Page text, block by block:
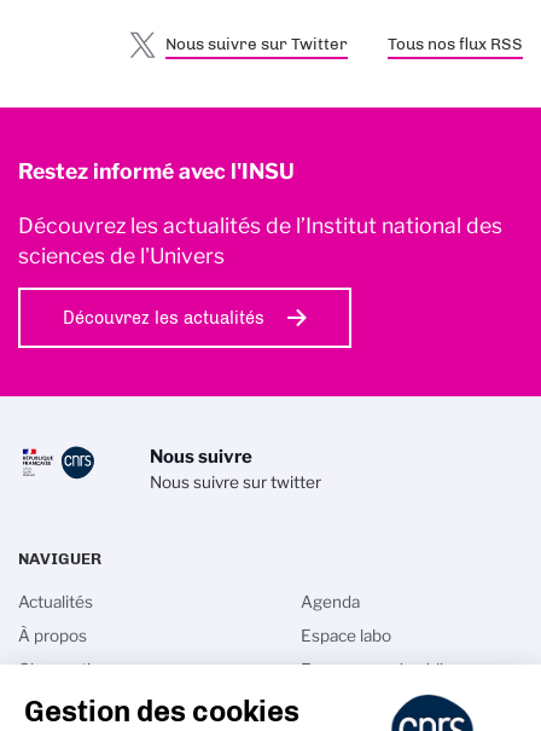
Nous suivre sur Twitter Tous nos flux RSS
Restez informé avec l'INSU
Découvrez les actualités de l’Institut national des
sciences de l'Univers
Découvrez les actualités
Nous suivre
Nous suivre sur twitter
NAVIGUER
Actualités
À propos
Observation
Instrumentation
Agenda
Espace labo
Espace grand public
Site Programme
Gestion des cookies